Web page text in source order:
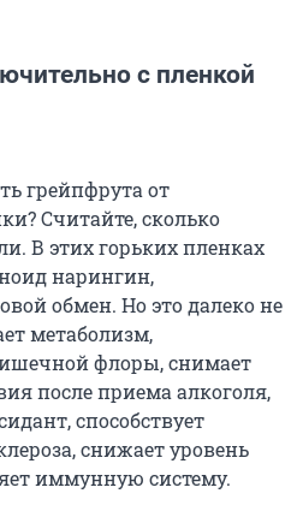
с пленкой
грейпфрута от
Считайте, сколько
В этих горьких пленках
нарингин,
обмен. Но это далеко не
метаболизм,
флоры, снимает
после приема алкоголя,
способствует
снижает уровень
иммунную систему.